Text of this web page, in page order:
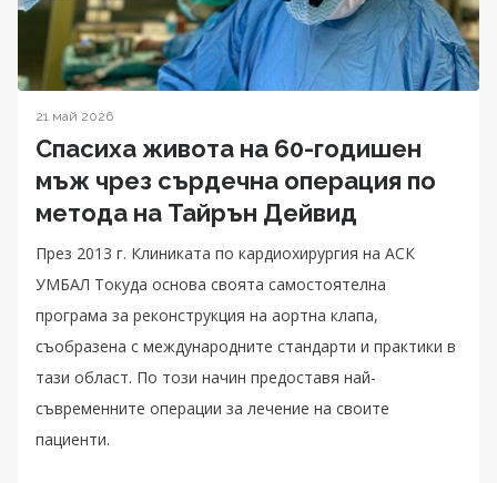
21 май 2026
Спасиха живота на 60-годишен
мъж чрез сърдечна операция по
метода на Тайрън Дейвид
През 2013 г. Клиниката по кардиохирургия на АСК
УМБАЛ Токуда основа своята самостоятелна
програма за реконструкция на аортна клапа,
съобразена с международните стандарти и практики в
тази област. По този начин предоставя най-
съвременните операции за лечение на своите
пациенти.